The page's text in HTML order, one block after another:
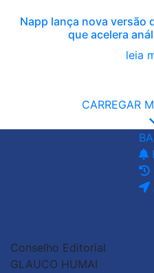
Napp lança nova versão
que acelera
leia
CARREGAR
Conselho Editorial
GLAUCO HUMAI